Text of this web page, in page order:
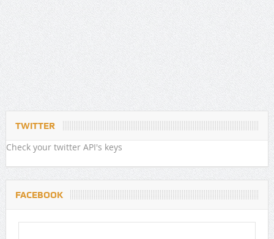
TWITTER
Check your twitter API's keys
FACEBOOK